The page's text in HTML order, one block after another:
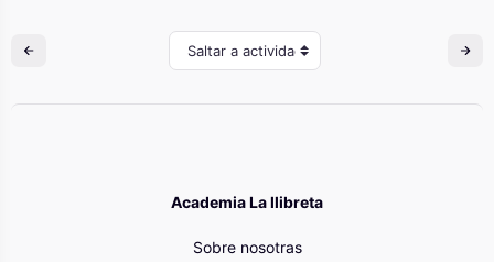
Saltar a actividad
Academia La llibreta
Sobre nosotras